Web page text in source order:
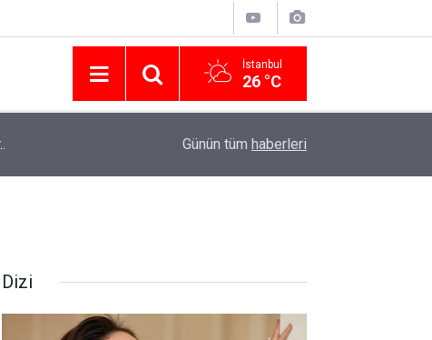
İstanbul
26 °C
Günün tüm haberleri
Dizi